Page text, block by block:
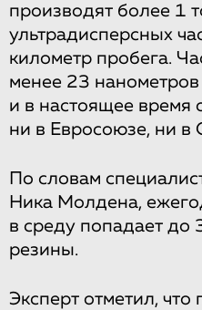
производят более 1
ультрадисперсных
километр пробега.
менее 23 нанометров
и в настоящее время
ни в Евросоюзе, ни
По словам
Ника Молдена,
в среду попадает до
резины.
Эксперт отметил,